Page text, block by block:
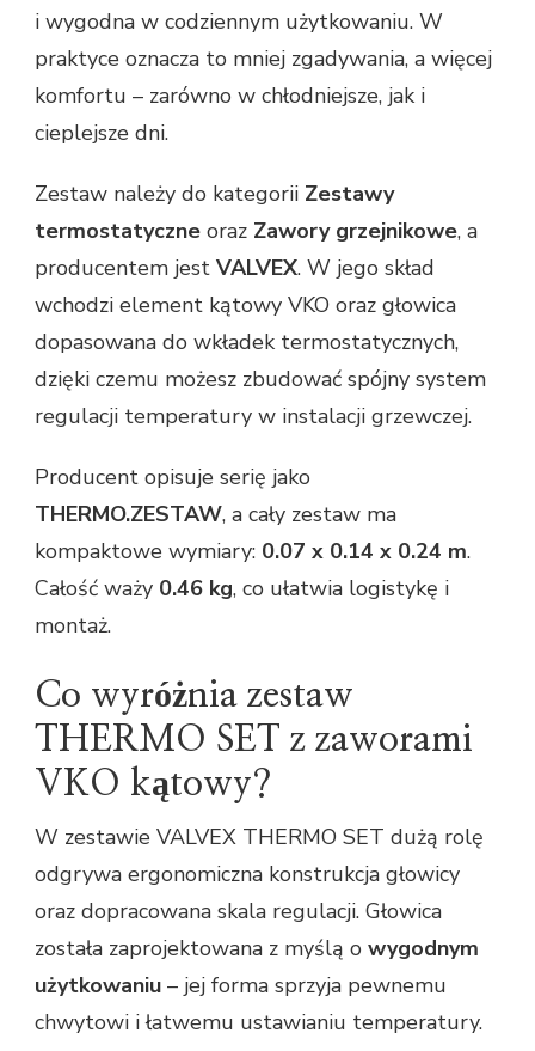
i wygodna w codziennym użytkowaniu. W
praktyce oznacza to mniej zgadywania, a więcej
komfortu – zarówno w chłodniejsze, jak i
cieplejsze dni.
Zestaw należy do kategorii Zestawy
termostatyczne oraz Zawory grzejnikowe, a
producentem jest VALVEX. W jego skład
wchodzi element kątowy VKO oraz głowica
dopasowana do wkładek termostatycznych,
dzięki czemu możesz zbudować spójny system
regulacji temperatury w instalacji grzewczej.
Producent opisuje serię jako
THERMO.ZESTAW, a cały zestaw ma
kompaktowe wymiary: 0.07 x 0.14 x 0.24 m.
Całość waży 0.46 kg, co ułatwia logistykę i
montaż.
Co wyróżnia zestaw
THERMO SET z zaworami
VKO kątowy?
W zestawie VALVEX THERMO SET dużą rolę
odgrywa ergonomiczna konstrukcja głowicy
oraz dopracowana skala regulacji. Głowica
została zaprojektowana z myślą o wygodnym
użytkowaniu – jej forma sprzyja pewnemu
chwytowi i łatwemu ustawianiu temperatury.